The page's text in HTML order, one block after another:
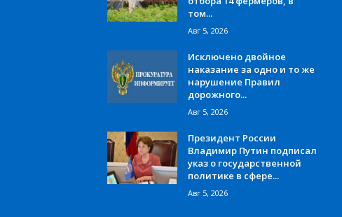
том...
Авг 5, 2026
Исключено двойное
наказание за одно и то же
нарушение Правил
дорожного...
Авг 5, 2026
Президент России
Владимир Путин подписал
указ о государственной
политике в сфере...
Авг 5, 2026